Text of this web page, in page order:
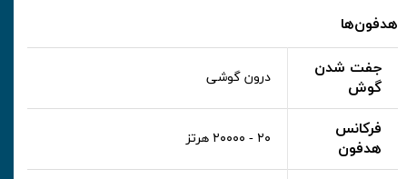
هدفون‌ها
جفت شدن
گوش
درون گوشی
فرکانس
هدفون
۲۰ - ۲۰۰۰۰ هرتز